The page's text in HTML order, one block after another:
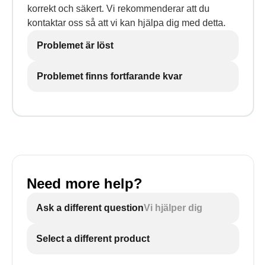
korrekt och säkert. Vi rekommenderar att du
kontaktar oss så att vi kan hjälpa dig med detta.
Problemet är löst
Problemet finns fortfarande kvar
Need more help?
Ask a different questionVi hjälper dig
Select a different product